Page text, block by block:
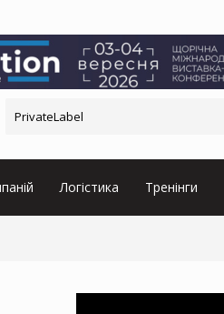
Логістика Тренінги